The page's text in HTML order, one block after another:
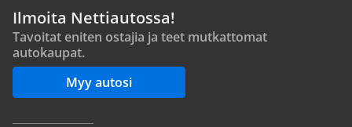
Ilmoita Nettiautossa!
Tavoitat eniten ostajia ja teet mutkattomat
autokaupat.
Myy autosi